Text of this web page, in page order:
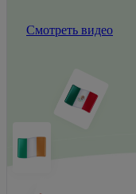
Смотреть видео